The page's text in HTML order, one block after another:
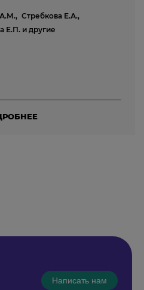
Стребкова Е.А.,
Е.П. и другие
Написать нам